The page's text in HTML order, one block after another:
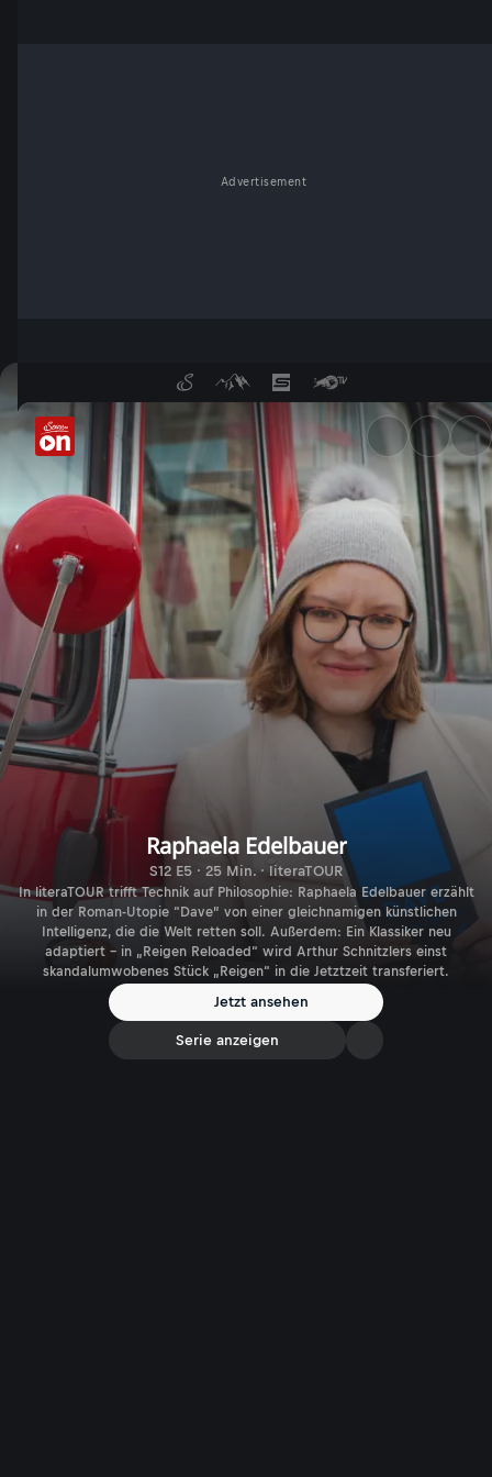
Advertisement
Theodora Bauer trifft
Raphaela Edelbauer
S12 E5 · 25 Min. · literaTOUR
In literaTOUR trifft Technik auf Philosophie: Raphaela Edelbauer erzählt
in der Roman-Utopie “Dave” von einer gleichnamigen künstlichen
Intelligenz, die die Welt retten soll. Außerdem: Ein Klassiker neu
adaptiert – in „Reigen Reloaded“ wird Arthur Schnitzlers einst
skandalumwobenes Stück „Reigen“ in die Jetztzeit transferiert.
Jetzt ansehen
Serie anzeigen